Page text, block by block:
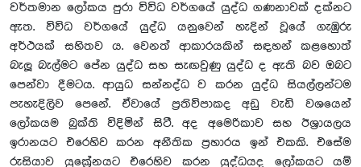
වර්තමාන ලෝකය පුරා විවිධ වර්ගයේ යුද්ධ ගණනාවක් දක්නට
ඇත. විවිධ වර්ගයේ යුද්ධ යනුවෙන් හැදින් වූයේ ගැඹුරු
අර්ථයක් සහිතව ය. වෙනත් ආකාරයකින් සඳහන් කළහොත්
බැලූ බැල්මට පේන යුද්ධ සහ සැඟවුණු යුද්ධ ද ඇති බව ඔබට
පෙන්වා දීමටය. ආයුධ සන්නද්ධ ව කරන යුද්ධ සියල්ලන්ටම
පැහැදිලිව පෙනේ. ඒවායේ ප්‍රතිවිපාකද අඩු වැඩි වශයෙන්
ලෝකයම බුක්ති විදිමින් සිටී. අද අමෙරිකාව සහ ඊශ්‍රායලය
ඉරානයට එරෙහිව කරන අනීතික ප්‍රහාරය ඉන් එකකි. එසේම
රුසියාව යුක්‍රේනයට එරෙහිව කරන යුද්ධයද ලෝකයට යම්